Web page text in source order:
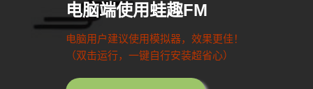
电脑端使用蛙趣FM
电脑用户建议使用模拟器，效果更佳！
（双击运行，一键自行安装超省心）